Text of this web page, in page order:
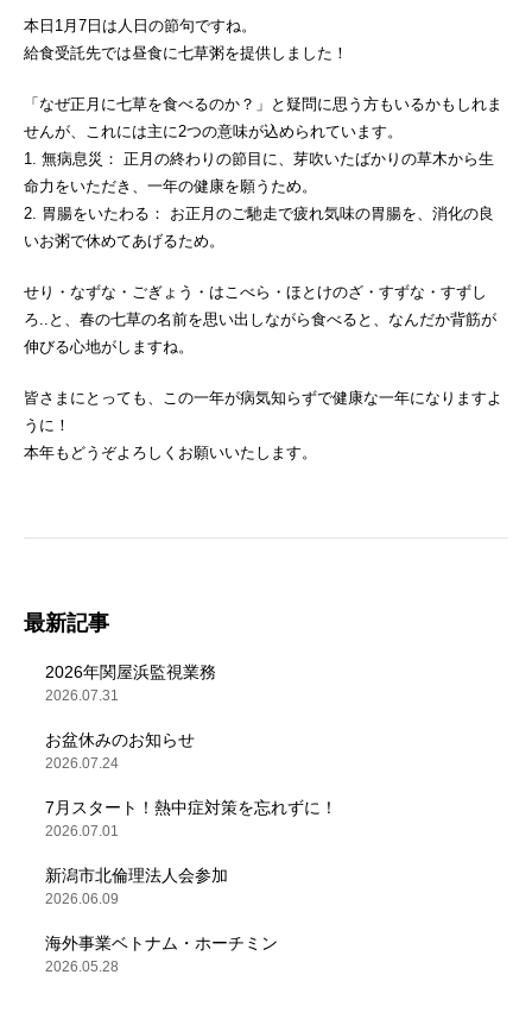
本日1月7日は人日の節句ですね。
給食受託先では昼食に七草粥を提供しました！
「なぜ正月に七草を食べるのか？」と疑問に思う方もいるかもしれま
せんが、これには主に2つの意味が込められています。
1. 無病息災： 正月の終わりの節目に、芽吹いたばかりの草木から生
命力をいただき、一年の健康を願うため。
2. 胃腸をいたわる： お正月のご馳走で疲れ気味の胃腸を、消化の良
いお粥で休めてあげるため。
せり・なずな・ごぎょう・はこべら・ほとけのざ・すずな・すずし
ろ..と、春の七草の名前を思い出しながら食べると、なんだか背筋が
伸びる心地がしますね。
皆さまにとっても、この一年が病気知らずで健康な一年になりますよ
うに！
本年もどうぞよろしくお願いいたします。
最新記事
2026年関屋浜監視業務
2026.07.31
お盆休みのお知らせ
2026.07.24
7月スタート！熱中症対策を忘れずに！
2026.07.01
新潟市北倫理法人会参加
2026.06.09
海外事業ベトナム・ホーチミン
2026.05.28